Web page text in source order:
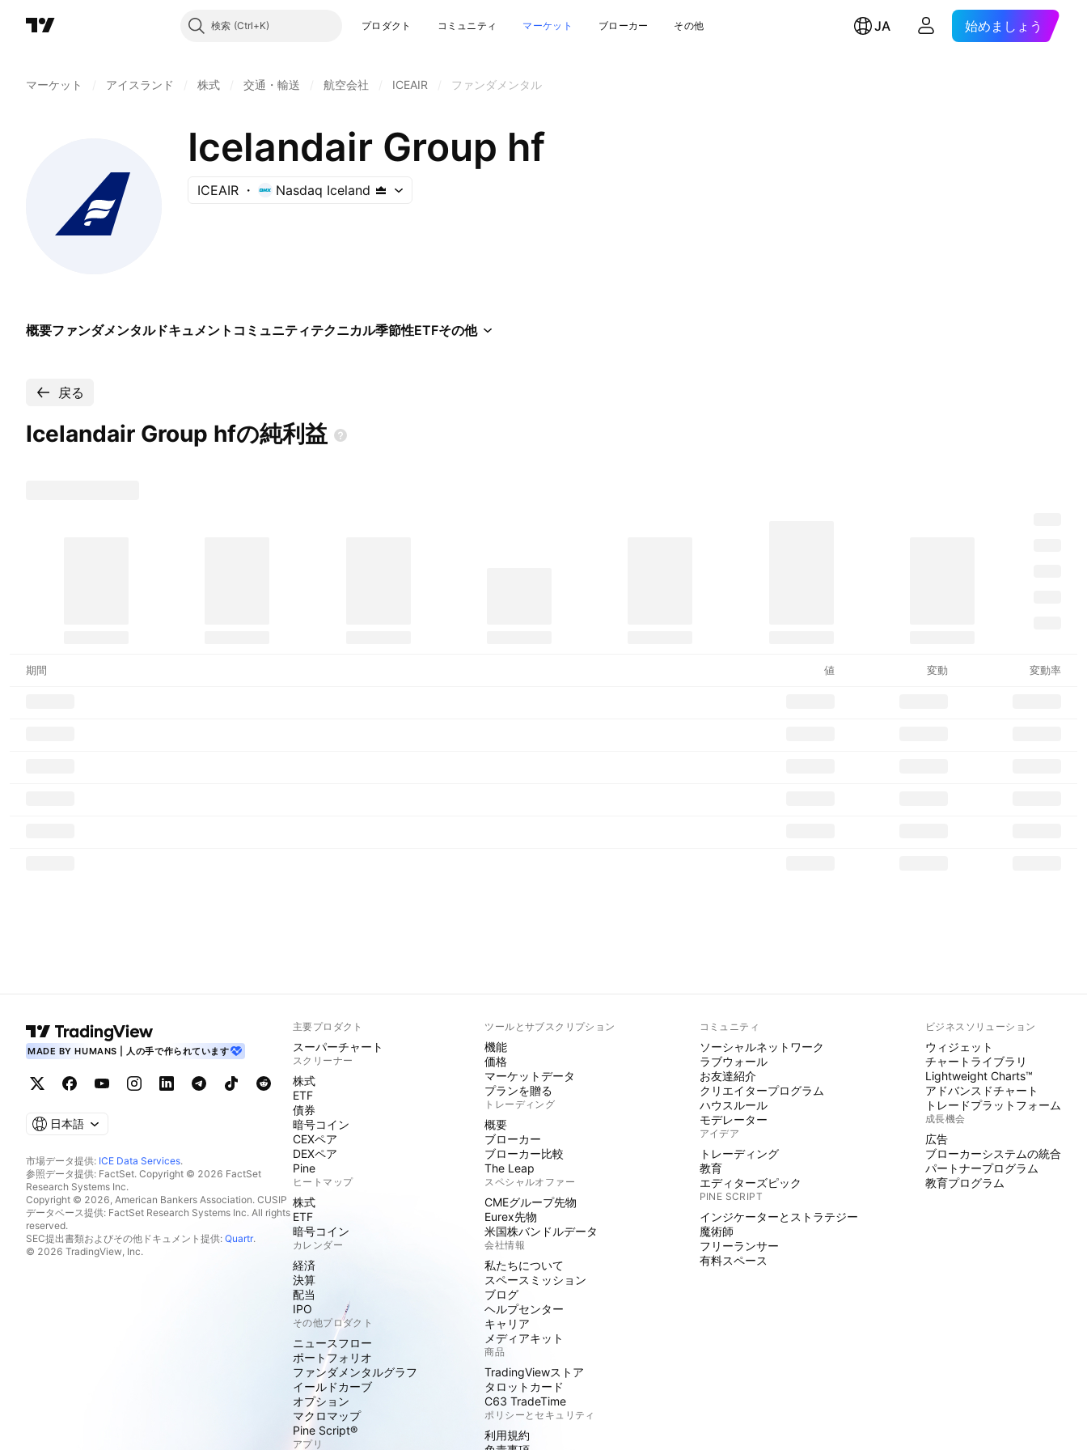
検索 プロダクト コミュニティ マーケット ブローカー その他 JA 始めましょう
マーケット アイスランド 株式 交通・輸送 航空会社 ICEAIR ファンダメンタル
Icelandair Group hf
ICEAIR Nasdaq Iceland
概要ファンダメンタルドキュメント コミュニティテクニカル季節性ETFその他
戻る
Icelandair Group hfの純利益
期間 値 変動 変動率
MADE BY HUMANS | 人の手で作られています
日本語
市場データ提供: ICE Data Services.
参照データ提供: FactSet. Copyright © 2026 FactSet
Research Systems Inc.
Copyright © 2026, American Bankers Association. CUSIP
データベース提供: FactSet Research Systems Inc. All rights
reserved.
SEC提出書類およびその他ドキュメント提供: Quartr.
© 2026 TradingView, Inc.
主要プロダクト
スーパーチャート
スクリーナー
株式
ETF
債券
暗号コイン
CEXペア
DEXペア
Pine
ヒートマップ
株式
ETF
暗号コイン
カレンダー
経済
決算
配当
IPO
その他プロダクト
ニュースフロー
ポートフォリオ
ファンダメンタルグラフ
イールドカーブ
オプション
マクロマップ
Pine Script®
アプリ
ツールとサブスクリプション
機能
価格
マーケットデータ
プランを贈る
トレーディング
概要
ブローカー
ブローカー比較
The Leap
スペシャルオファー
CMEグループ先物
Eurex先物
米国株バンドルデータ
会社情報
私たちについて
スペースミッション
ブログ
ヘルプセンター
キャリア
メディアキット
商品
TradingViewストア
タロットカード
C63 TradeTime
ポリシーとセキュリティ
利用規約
コミュニティ
ソーシャルネットワーク
ラブウォール
お友達紹介
クリエイタープログラム
ハウスルール
モデレーター
アイデア
トレーディング
教育
エディターズピック
PINE SCRIPT
インジケーターとストラテジー
魔術師
フリーランサー
有料スペース
ビジネスソリューション
ウィジェット
チャートライブラリ
Lightweight Charts™
アドバンスドチャート
トレードプラットフォーム
成長機会
広告
ブローカーシステムの統合
パートナープログラム
教育プログラム